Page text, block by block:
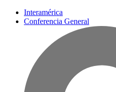
Interamérica
Conferencia General